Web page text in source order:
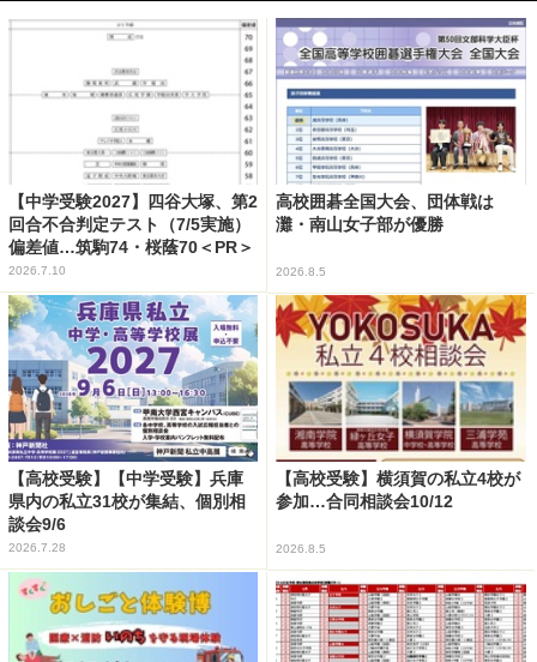
【中学受験2027】四谷大塚、第2
回合不合判定テスト（7/5実施）
偏差値…筑駒74・桜蔭70＜PR＞
2026.7.10
高校囲碁全国大会、団体戦は
灘・南山女子部が優勝
2026.8.5
【高校受験】【中学受験】兵庫
県内の私立31校が集結、個別相
談会9/6
2026.7.28
【高校受験】横須賀の私立4校が
参加…合同相談会10/12
2026.8.5